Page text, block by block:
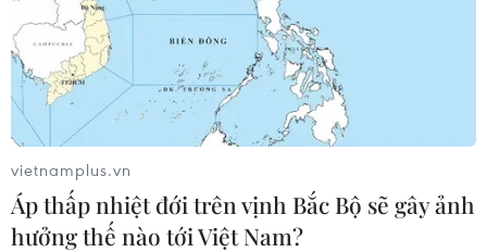
vietnamplus.vn
Áp thấp nhiệt đới trên vịnh Bắc Bộ sẽ gây ảnh
hưởng thế nào tới Việt Nam?